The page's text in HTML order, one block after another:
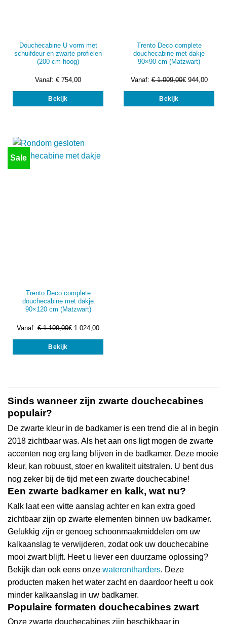
Douchecabine U vorm met
schuifdeur en zwarte profielen
(200 cm hoog)
Vanaf: € 754,00
Bekijk
Dit
Trento Deco complete
douchecabine met dakje
90×90 cm (Matzwart)
Vanaf:€1.009,00€944,00
Bekijk
Dit
Sale
Trento Deco complete
douchecabine met dakje
90×120 cm (Matzwart)
Vanaf: €1.109,00€ 1.024,00
Bekijk
Deze
optie
worden
op
productpagina
Sinds wanneer zijn zwarte douchecabines
populair?
De zwarte kleur in de badkamer is een trend die al in begin
2018 zichtbaar was. Als het aan ons ligt mogen de zwarte
accenten nog erg lang blijven in de badkamer. Deze mooie
kleur, kan robuust, stoer en kwaliteit uitstralen. U bent dus
nog zeker bij de tijd met een zwarte douchecabine!
Een zwarte badkamer en kalk, wat nu?
Kalk laat een witte aanslag achter en kan extra goed
zichtbaar zijn op zwarte elementen binnen uw badkamer.
Gelukkig zijn er genoeg schoonmaakmiddelen om uw
kalkaanslag te verwijderen, zodat ook uw douchecabine
mooi zwart blijft. Heet u liever een duurzame oplossing?
Bekijk dan ook eens onze waterontharders. Deze
producten maken het water zacht en daardoor heeft u ook
minder kalkaanslag in uw badkamer.
Populaire formaten douchecabines zwart
Onze zwarte douchecabines zijn beschikbaar in